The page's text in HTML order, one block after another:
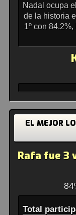
Nadal ocupa
de la historia
1º con
EL MEJOR
Rafa fue 3
Total